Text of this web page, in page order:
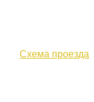
Схема проезда